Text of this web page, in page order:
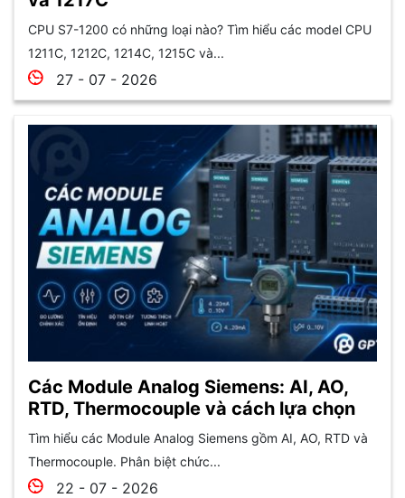
CPU S7-1200 có những loại nào? Tìm hiểu các model CPU
1211C, 1212C, 1214C, 1215C và...
27 - 07 - 2026
Các Module Analog Siemens: AI, AO,
RTD, Thermocouple và cách lựa chọn
Tìm hiểu các Module Analog Siemens gồm AI, AO, RTD và
Thermocouple. Phân biệt chức...
22 - 07 - 2026